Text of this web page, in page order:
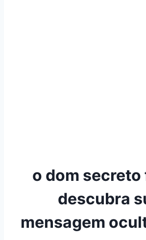
o dom secreto
descubra
mensagem